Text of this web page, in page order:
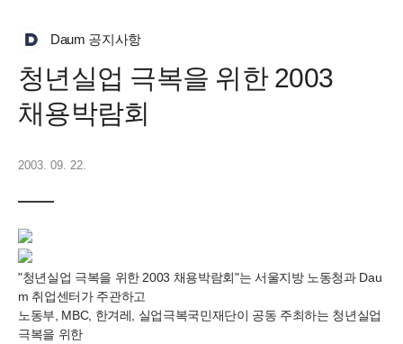
Daum 공지사항
청년실업 극복을 위한 2003
채용박람회
2003. 09. 22.
"청년실업 극복을 위한 2003 채용박람회"는 서울지방 노동청과 Dau
m 취업센터가 주관하고
노동부, MBC, 한겨레, 실업극복국민재단이 공동 주최하는 청년실업
극복을 위한